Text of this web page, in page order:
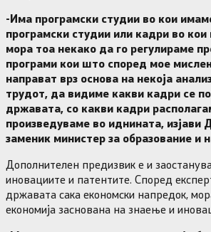
-Има програмски студии во кои
програмски студии или кадри во
мора тоа некако да го регулираме
програми кои што според мое
направат врз основа на некоја
трудот, да видиме какви кадри се
државата, со какви кадри
произведуваме во иднината, изјави
заменик министер за образование и
Дополнителен предизвик е и
иновациите и патентите. Според
државата сака економски напредок,
економија заснована на знаење и